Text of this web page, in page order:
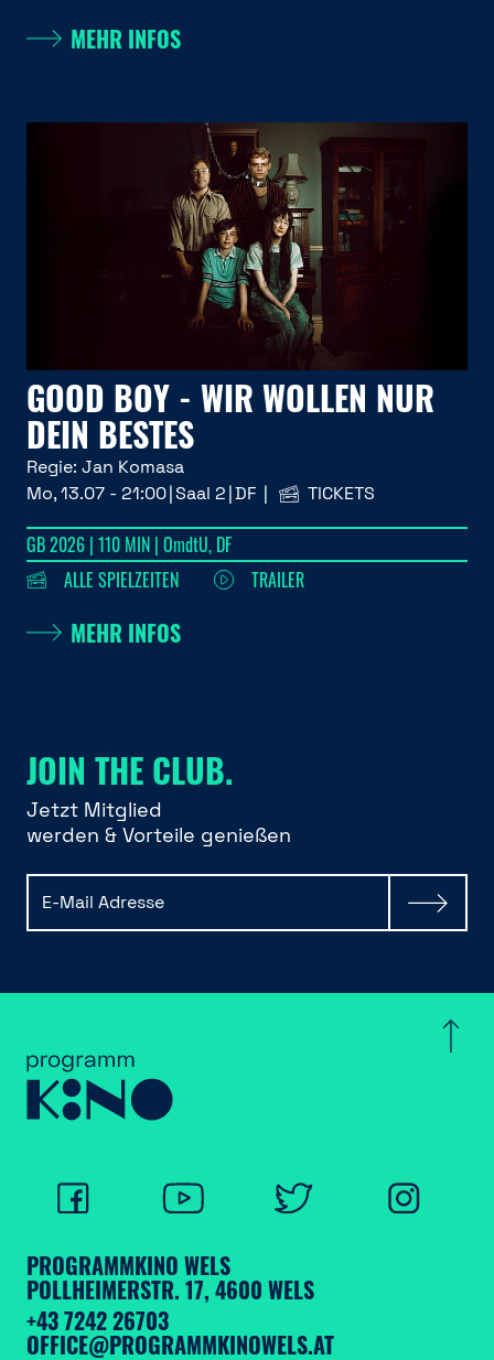
MEHR INFOS
GOOD BOY - WIR WOLLEN NUR
DEIN BESTES
Regie: Jan Komasa
Mo, 13.07 - 21:00 Saal 2 DF TICKETS
GB 2026 | 110 MIN | OmdtU, DF
ALLE SPIELZEITEN
TRAILER
MEHR INFOS
JOIN THE CLUB.
Jetzt Mitglied
werden & Vorteile genießen
PROGRAMMKINO WELS
POLLHEIMERSTR. 17, 4600 WELS
+43 7242 26703
OFFICE@PROGRAMMKINOWELS.AT